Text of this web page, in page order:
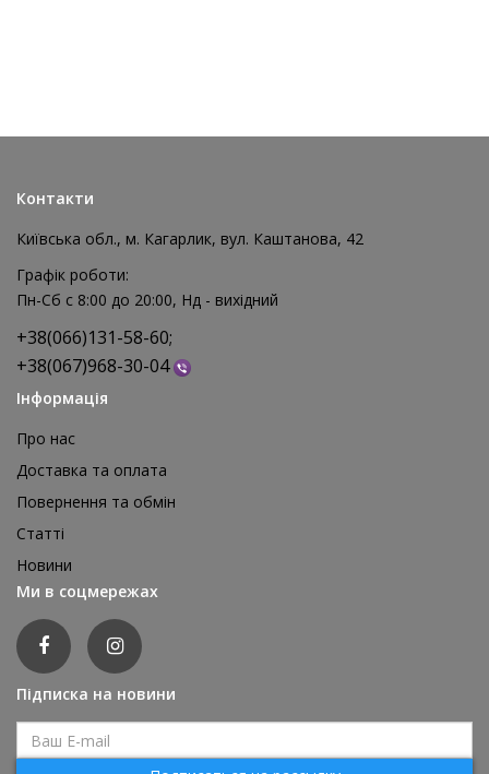
Реквізит для аніматора Мішки для стрибків, 4 шт
Контакти
Київська обл., м. Кагарлик, вул. Каштанова, 42
Графік роботи:
Пн-Сб с 8:00 до 20:00, Нд - вихідний
+38(066)131-58-60;
+38(067)968-30-04
Інформація
Про нас
Доставка та оплата
Повернення та обмін
Статті
Новини
Ми в соцмережах
Підписка на новини